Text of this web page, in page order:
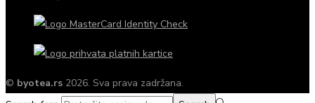
© byotea.rs 2026. Sva prava zadržana.